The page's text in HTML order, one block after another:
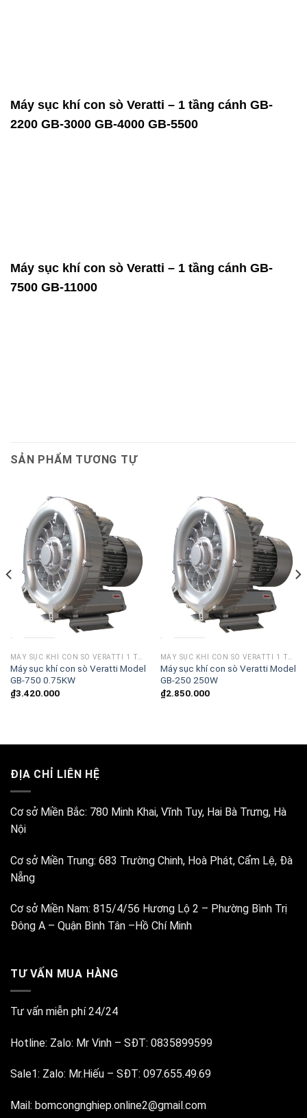
Máy sục khí con sò Veratti – 1 tầng cánh GB-
2200 GB-3000 GB-4000 GB-5500
Máy sục khí con sò Veratti – 1 tầng cánh GB-
7500 GB-11000
SẢN PHẨM TƯƠNG TỰ
Máy sục khí con sò Veratti Model
GB-750 0.75KW
₫3.420.000
Máy sục khí con sò Veratti Model
GB-250 250W
₫2.850.000
ĐỊA CHỈ LIÊN HỆ
Cơ sở Miền Bắc: 780 Minh Khai, Vĩnh Tuy, Hai Bà Trưng, Hà
Nội
Cơ sở Miền Trung: 683 Trường Chinh, Hoà Phát, Cẩm Lệ, Đà
Nẵng
Cơ sở Miền Nam: 815/4/56 Hương Lộ 2 – Phường Bình Trị
Đông A – Quận Bình Tân –Hồ Chí Minh
TƯ VẤN MUA HÀNG
Tư vấn miễn phí 24/24
Hotline: Zalo: Mr Vinh – SĐT: 0835899599
Sale1: Zalo: Mr.Hiếu – SĐT: 097.655.49.69
Mail: bomcongnghiep.online2@gmail.com